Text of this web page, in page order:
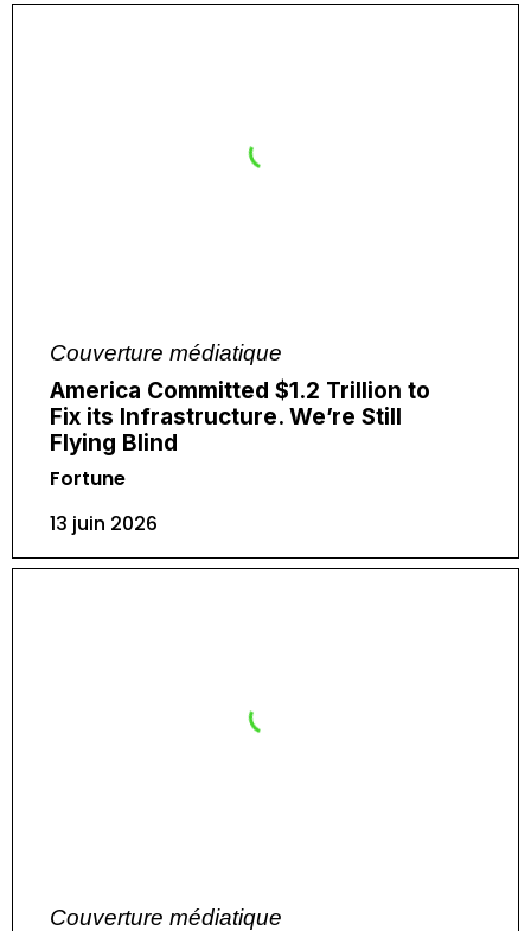
Couverture médiatique
America Committed $1.2 Trillion to
Fix its Infrastructure. We’re Still
Flying Blind
Fortune
13 juin 2026
Couverture médiatique